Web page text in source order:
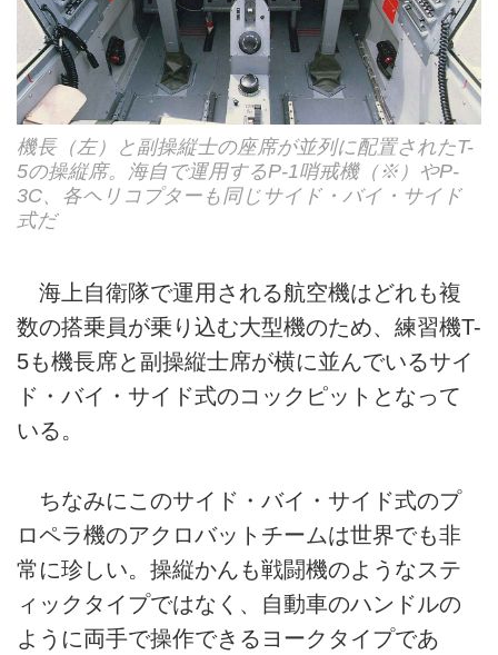
機長（左）と副操縦士の座席が並列に配置されたT-
5の操縦席。海自で運用するP-1哨戒機（※）やP-
3C、各ヘリコプターも同じサイド・バイ・サイド
式だ
海上自衛隊で運用される航空機はどれも複
数の搭乗員が乗り込む大型機のため、練習機T-
5も機長席と副操縦士席が横に並んでいるサイ
ド・バイ・サイド式のコックピットとなって
いる。
ちなみにこのサイド・バイ・サイド式のプ
ロペラ機のアクロバットチームは世界でも非
常に珍しい。操縦かんも戦闘機のようなステ
ィックタイプではなく、自動車のハンドルの
ように両手で操作できるヨークタイプであ